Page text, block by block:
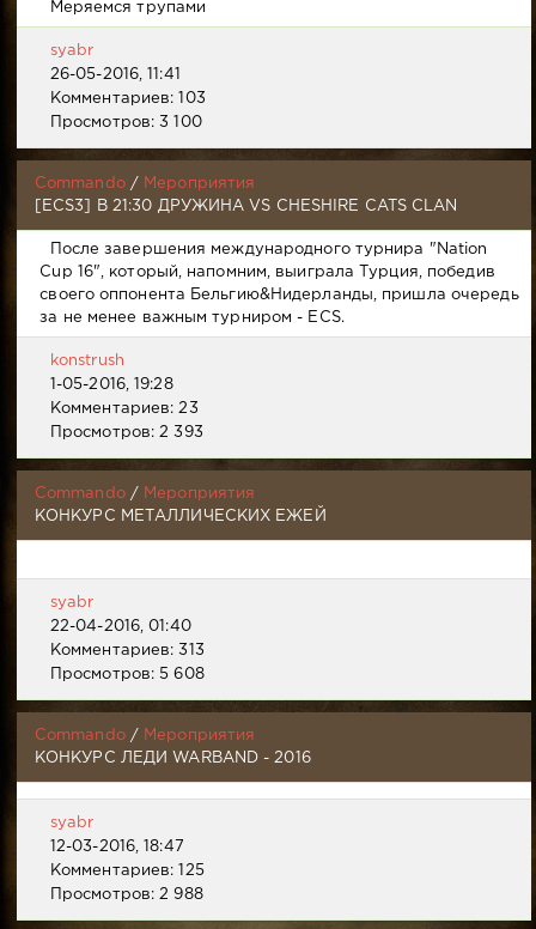
Меряемся трупами
syabr
26-05-2016, 11:41
Комментариев: 103
Просмотров: 3 100
Commando/
Мероприятия
[ECS3] В 21:30 ДРУЖИНА VS CHESHIRE CATS CLAN
После завершения международного турнира "Nation
Cup 16", который, напомним, выиграла Турция, победив
своего оппонента Бельгию&Нидерланды, пришла очередь
за не менее важным турниром - ECS.
konstrush
1-05-2016, 19:28
Комментариев: 23
Просмотров: 2 393
Commando/
Мероприятия
КОНКУРС МЕТАЛЛИЧЕСКИХ ЕЖЕЙ
syabr
22-04-2016, 01:40
Комментариев: 313
Просмотров: 5 608
Commando/
Мероприятия
КОНКУРС ЛЕДИ WARBAND - 2016
syabr
12-03-2016, 18:47
Комментариев: 125
Просмотров: 2 988